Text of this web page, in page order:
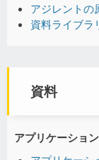
アジレントの
資料ライブラ
資料
アプリケーショ